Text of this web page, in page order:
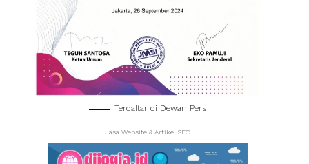
Terdaftar di Dewan Pers
Jasa Website & Artikel SEO